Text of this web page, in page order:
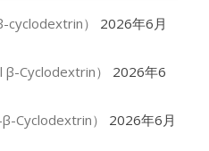
）
2026年6月
Cyclodextrin）
2026年6
Cyclodextrin）
2026年6月